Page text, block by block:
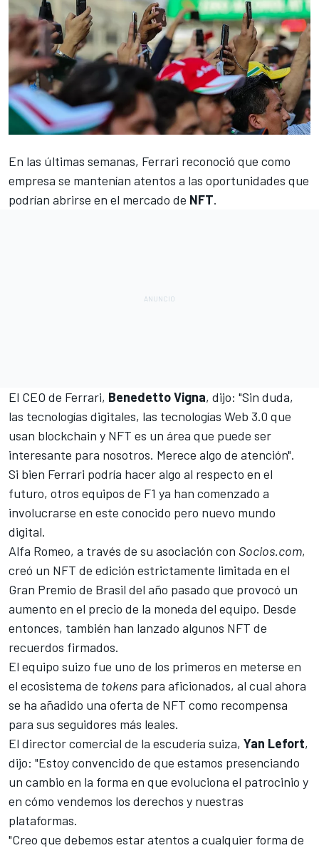
En las últimas semanas, Ferrari reconoció que como
empresa se mantenían atentos a las oportunidades que
podrían abrirse en el mercado de NFT.
El CEO de Ferrari, Benedetto Vigna, dijo: "Sin duda,
las tecnologías digitales, las tecnologías Web 3.0 que
usan blockchain y NFT es un área que puede ser
interesante para nosotros. Merece algo de atención".
Si bien Ferrari podría hacer algo al respecto en el
futuro, otros equipos de F1 ya han comenzado a
involucrarse en este conocido pero nuevo mundo
digital.
Alfa Romeo, a través de su asociación con Socios.com,
creó un NFT de edición estrictamente limitada en el
Gran Premio de Brasil del año pasado que provocó un
aumento en el precio de la moneda del equipo. Desde
entonces, también han lanzado algunos NFT de
recuerdos firmados.
El equipo suizo fue uno de los primeros en meterse en
el ecosistema de tokens para aficionados, al cual ahora
se ha añadido una oferta de NFT como recompensa
para sus seguidores más leales.
El director comercial de la escudería suiza, Yan Lefort,
dijo: "Estoy convencido de que estamos presenciando
un cambio en la forma en que evoluciona el patrocinio y
en cómo vendemos los derechos y nuestras
plataformas.
"Creo que debemos estar atentos a cualquier forma de